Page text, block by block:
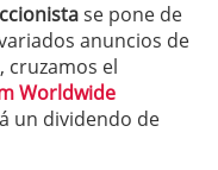
se pone de
anuncios de
cruzamos el
Worldwide
un dividendo de